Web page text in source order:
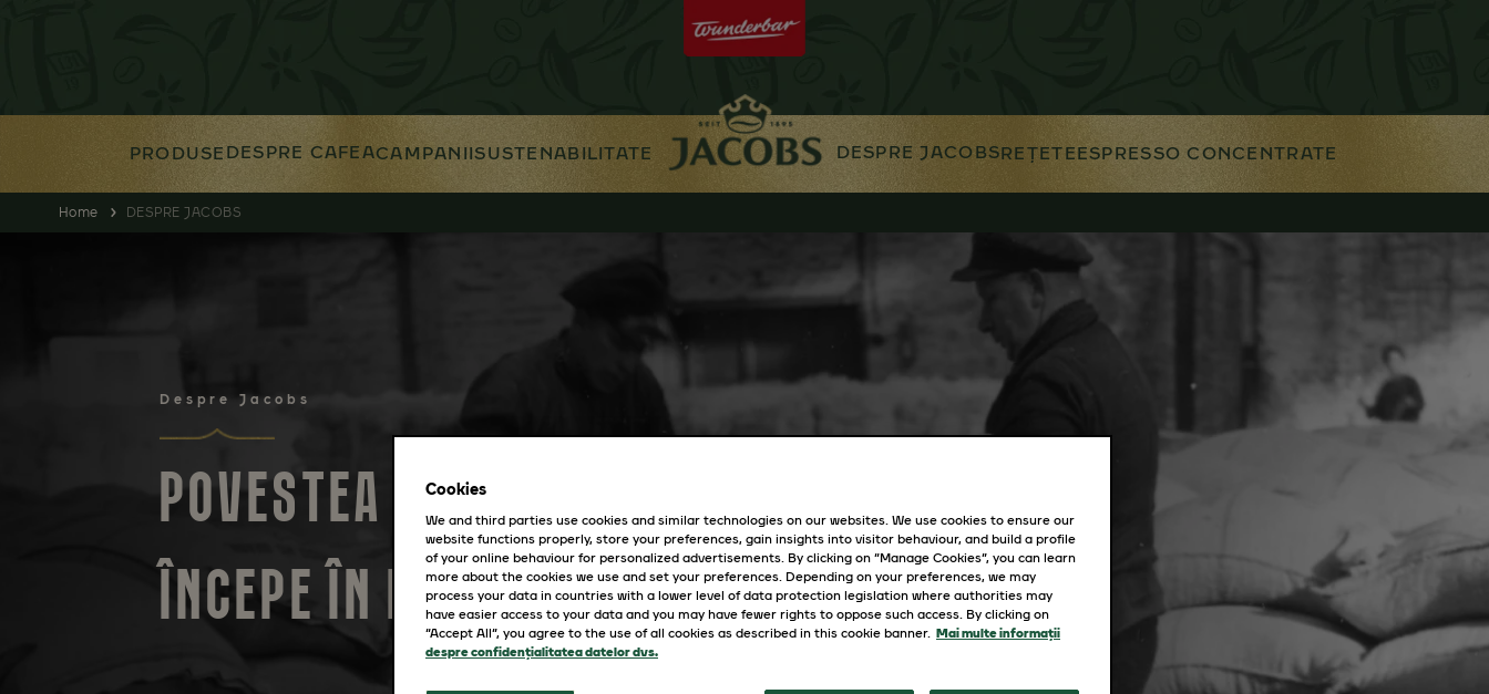
PRODUSE DESPRE CAFEACAMPANIISUSTENABILITATE DESPRE JACOBSREȚETEESPRESSO CONCENTRATE
Home DESPRE JACOBS
Despre Jacobs
POVESTEA JACOBS
ÎNCEPE ÎN BREMEN
Cookies
We and third parties use cookies and similar technologies on our websites. We use cookies to ensure our
website functions properly, store your preferences, gain insights into visitor behaviour, and build a profile
of your online behaviour for personalized advertisements. By clicking on “Manage Cookies”, you can learn
more about the cookies we use and set your preferences. Depending on your preferences, we may
process your data in countries with a lower level of data protection legislation where authorities may
have easier access to your data and you may have fewer rights to oppose such access. By clicking on
“Accept All”, you agree to the use of all cookies as described in this cookie banner. Mai multe informații
despre confidențialitatea datelor dvs.